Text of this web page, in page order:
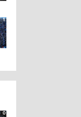
1
0